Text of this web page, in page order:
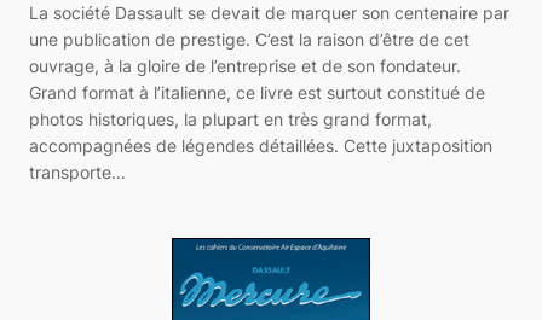
La société Dassault se devait de marquer son centenaire par
une publication de prestige. C’est la raison d’être de cet
ouvrage, à la gloire de l’entreprise et de son fondateur.
Grand format à l’italienne, ce livre est surtout constitué de
photos historiques, la plupart en très grand format,
accompagnées de légendes détaillées. Cette juxtaposition
transporte…